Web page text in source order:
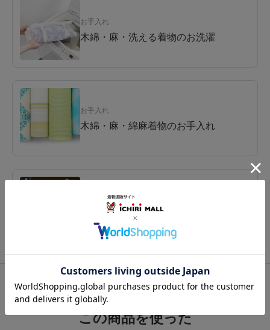
お手入れ
木綿・麻・洗える着物のお洗濯
お手入れ
木綿・麻・綿麻着物のお手入れ
シーズン到来！女将の『木綿きもの』
徹底ガイド
関連カテゴリ：着物/木綿/遠州
この商品を使った